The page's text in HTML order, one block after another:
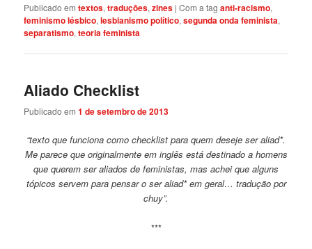
Publicado em textos,traduções,zines |Com a taganti-racismo,
feminismo lésbico,lesbianismo político,segunda onda feminista,
separatismo,teoria feminista
Aliado Checklist
Publicado em1 de setembro de 2013
“texto que funciona como checklist para quem deseje ser aliad*.
Me parece que originalmente em inglês está destinado a homens
que querem ser aliados de feministas, mas achei que alguns
tópicos servem para pensar o ser aliad* em geral… tradução por
chuy”.
***